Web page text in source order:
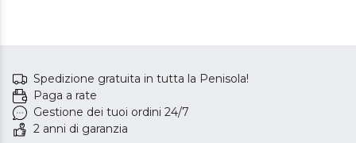
Spedizione gratuita in tutta la Penisola!
Paga a rate
Gestione dei tuoi ordini 24/7
2 anni di garanzia